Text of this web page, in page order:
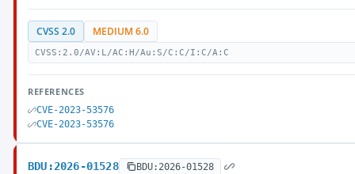
CVSS 2.0 MEDIUM 6.0
CVSS:2.0/AV:L/AC:H/Au:S/C:C/I:C/A:C
REFERENCES
CVE-2023-53576
CVE-2023-53576
BDU:2026-01528 BDU:2026-01528